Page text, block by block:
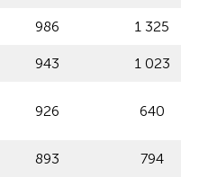
986 1 325
943 1 023
926 640
893 794